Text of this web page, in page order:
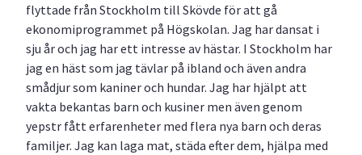
flyttade från Stockholm till Skövde för att gå
ekonomiprogrammet på Högskolan. Jag har dansat i
sju år och jag har ett intresse av hästar. I Stockholm har
jag en häst som jag tävlar på ibland och även andra
smådjur som kaniner och hundar. Jag har hjälpt att
vakta bekantas barn och kusiner men även genom
yepstr fått erfarenheter med flera nya barn och deras
familjer. Jag kan laga mat, städa efter dem, hjälpa med